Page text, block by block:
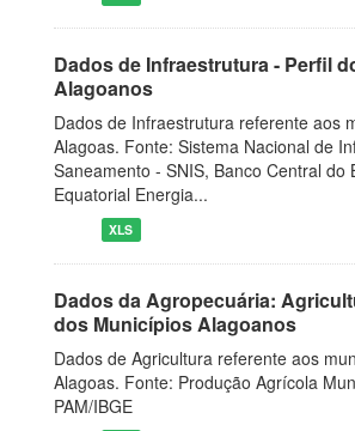
Dados de Infraestrutura - Perfil
Alagoanos
Dados de Infraestrutura referente aos
Alagoas. Fonte: Sistema Nacional de
Saneamento - SNIS, Banco Central do
Equatorial Energia...
XLS
Dados da Agropecuária:
dos Municípios Alagoanos
Dados de Agricultura referente aos
Alagoas. Fonte: Produção Agrícola
PAM/IBGE